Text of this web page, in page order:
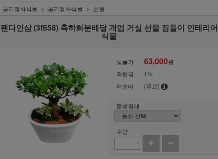
공기정화식물 공기정화식물 소형
펜다인삼 (3f658) 축하화분배달 개업 거실 선물 집들이 인테리어
식물
상품가 63,000원
적립금
1%
배송비
(무료)
물받침대
수량